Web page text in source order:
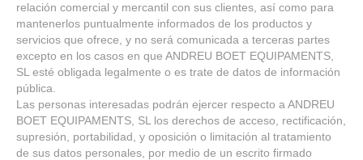
relación comercial y mercantil con sus clientes, así como para
mantenerlos puntualmente informados de los productos y
servicios que ofrece, y no será comunicada a terceras partes
excepto en los casos en que ANDREU BOET EQUIPAMENTS,
SL esté obligada legalmente o es trate de datos de información
pública.
Las personas interesadas podrán ejercer respecto a ANDREU
BOET EQUIPAMENTS, SL los derechos de acceso, rectificación,
supresión, portabilidad, y oposición o limitación al tratamiento
de sus datos personales, por medio de un escrito firmado